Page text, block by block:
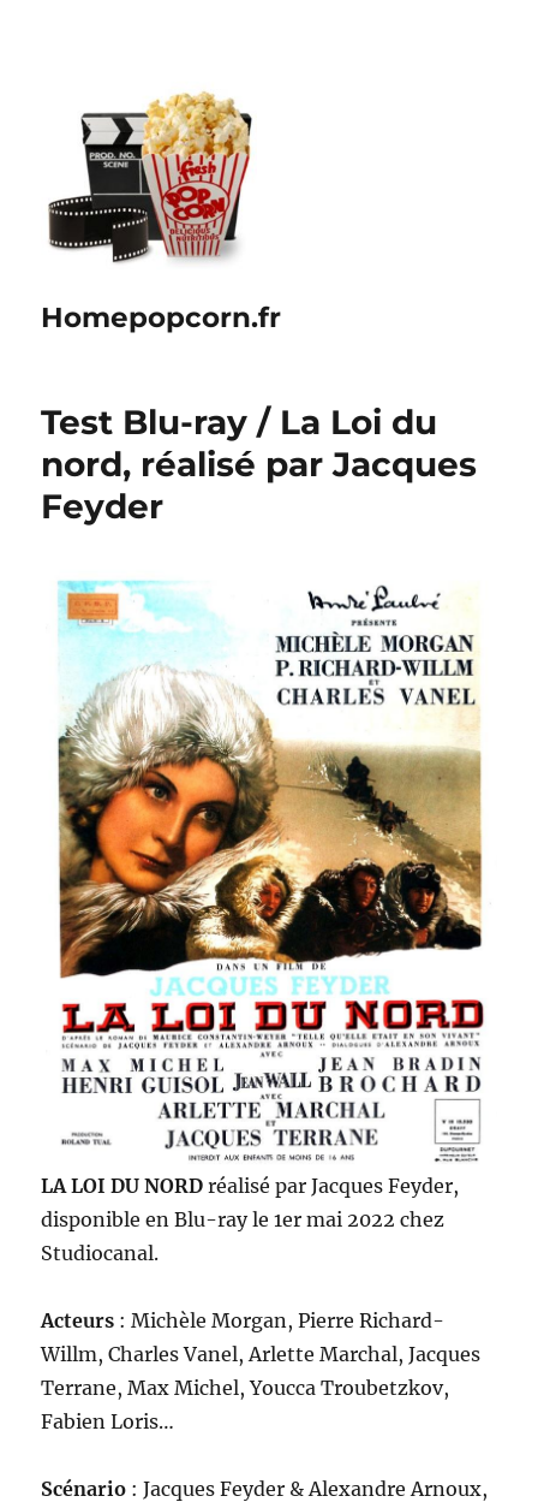
Homepopcorn.fr
Test Blu-ray / La Loi du
nord, réalisé par Jacques
Feyder
LA LOI DU NORDréalisé par Jacques Feyder,
disponible en Blu-ray le 1er mai 2022 chez
Studiocanal.
Acteurs : Michèle Morgan, Pierre Richard-
Willm, Charles Vanel, Arlette Marchal, Jacques
Terrane, Max Michel, Youcca Troubetzkov,
Fabien Loris…
Scénario : Jacques Feyder & Alexandre Arnoux,